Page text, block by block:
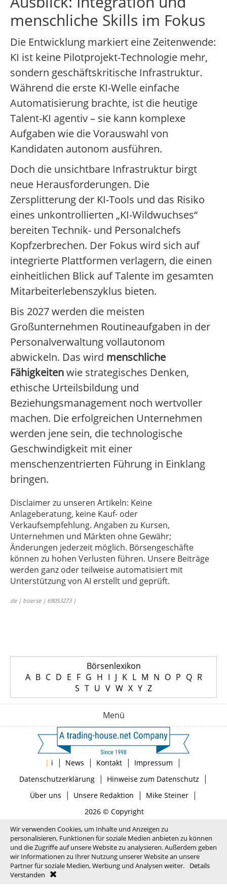
menschliche Skills im Fokus
Die Entwicklung markiert eine Zeitenwende:
KI ist keine Pilotprojekt-Technologie mehr,
sondern geschäftskritische Infrastruktur.
Während die erste KI-Welle einfache
Automatisierung brachte, ist die heutige
Talent-KI agentiv – sie kann komplexe
Aufgaben wie die Vorauswahl von
Kandidaten autonom ausführen.
Doch die unsichtbare Infrastruktur birgt
neue Herausforderungen. Die
Zersplitterung der KI-Tools und das Risiko
eines unkontrollierten „KI-Wildwuchses“
bereiten Technik- und Personalchefs
Kopfzerbrechen. Der Fokus wird sich auf
integrierte Plattformen verlagern, die einen
einheitlichen Blick auf Talente im gesamten
Mitarbeiterlebenszyklus bieten.
Bis 2027 werden die meisten
Großunternehmen Routineaufgaben in der
Personalverwaltung vollautonom
abwickeln. Das wird menschliche
Fähigkeitenwie strategisches Denken,
ethische Urteilsbildung und
Beziehungsmanagement noch wertvoller
machen. Die erfolgreichen Unternehmen
werden jene sein, die technologische
Geschwindigkeit mit einer
menschenzentrierten Führung in Einklang
bringen.
Disclaimer zu unseren Artikeln: Keine
Anlageberatung, keine Kauf- oder
Verkaufsempfehlung. Angaben zu Kursen,
Unternehmen und Märkten ohne Gewähr;
Änderungen jederzeit möglich. Börsengeschäfte
können zu hohen Verlusten führen. Unsere Beiträge
werden ganz oder teilweise automatisiert mit
Unterstützung von AI erstellt und geprüft.
de | boerse | 69053273 |
Börsenlexikon
A B C D E F G H I J K L M N O P Q R
S T U V W X Y Z
Menü
| i | News | Kontakt | Impressum |
Datenschutzerklärung| Hinweise zum Datenschutz |
Über uns | Unsere Redaktion | Mike Steiner|
2026 © Copyright
Wir verwenden Cookies, um Inhalte und Anzeigen zu
personalisieren, Funktionen für soziale Medien anbieten zu können
und die Zugriffe auf unsere Website zu analysieren. Außerdem geben
wir Informationen zu Ihrer Nutzung unserer Website an unsere
Partner für soziale Medien, Werbung und Analysen weiter.
Details
Verstanden